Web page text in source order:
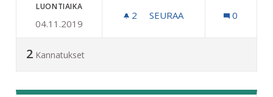
LUONTIAIKA
04.11.2019
2 2 SEURAAJAA
SEURAA 0
2 Kannatukset